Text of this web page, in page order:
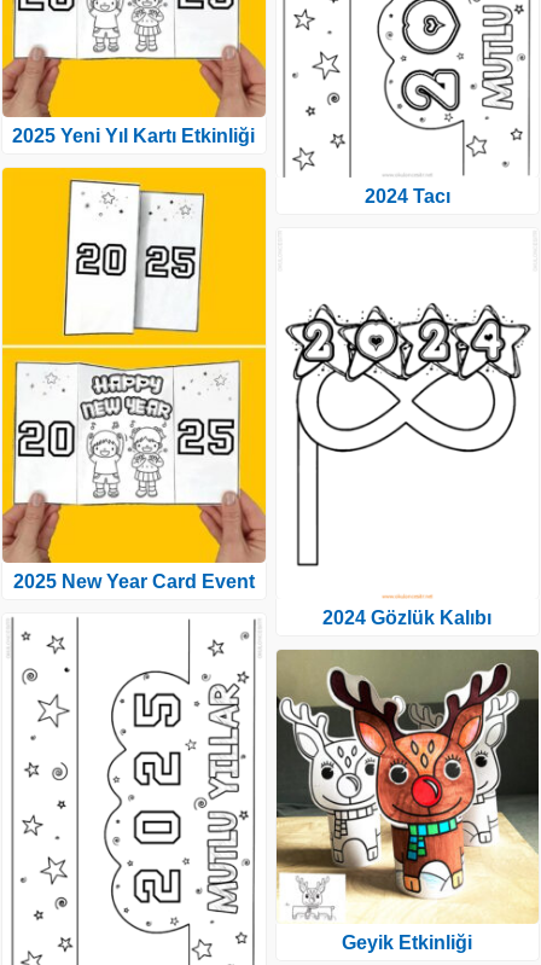
2025 Yeni Yıl Kartı Etkinliği
2025 New Year Card Event
2024 Tacı
2024 Gözlük Kalıbı
Geyik Etkinliği